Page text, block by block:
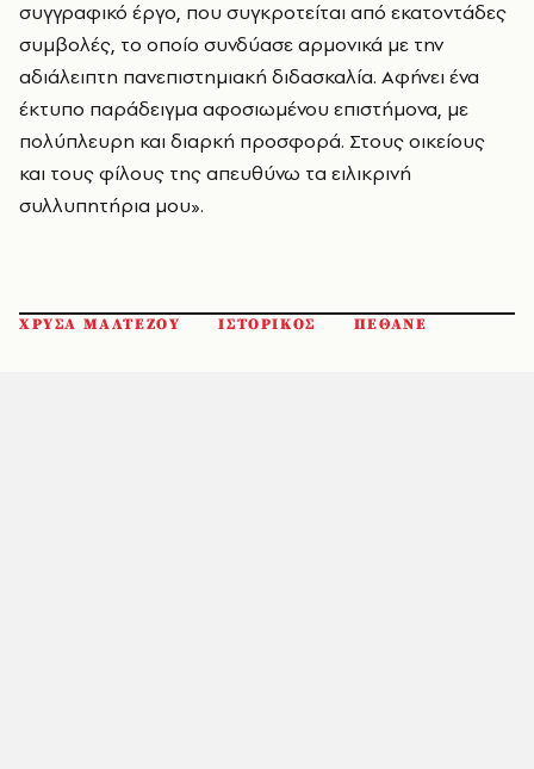
συγγραφικό έργο, που συγκροτείται από εκατοντάδες
συμβολές, το οποίο συνδύασε αρμονικά με την
αδιάλειπτη πανεπιστημιακή διδασκαλία. Αφήνει ένα
έκτυπο παράδειγμα αφοσιωμένου επιστήμονα, με
πολύπλευρη και διαρκή προσφορά. Στους οικείους
και τους φίλους της απευθύνω τα ειλικρινή
συλλυπητήρια μου».
ΧΡΥΣΑ ΜΑΛΤΕΖΟΥ ΙΣΤΟΡΙΚΟΣ ΠΕΘΑΝΕ